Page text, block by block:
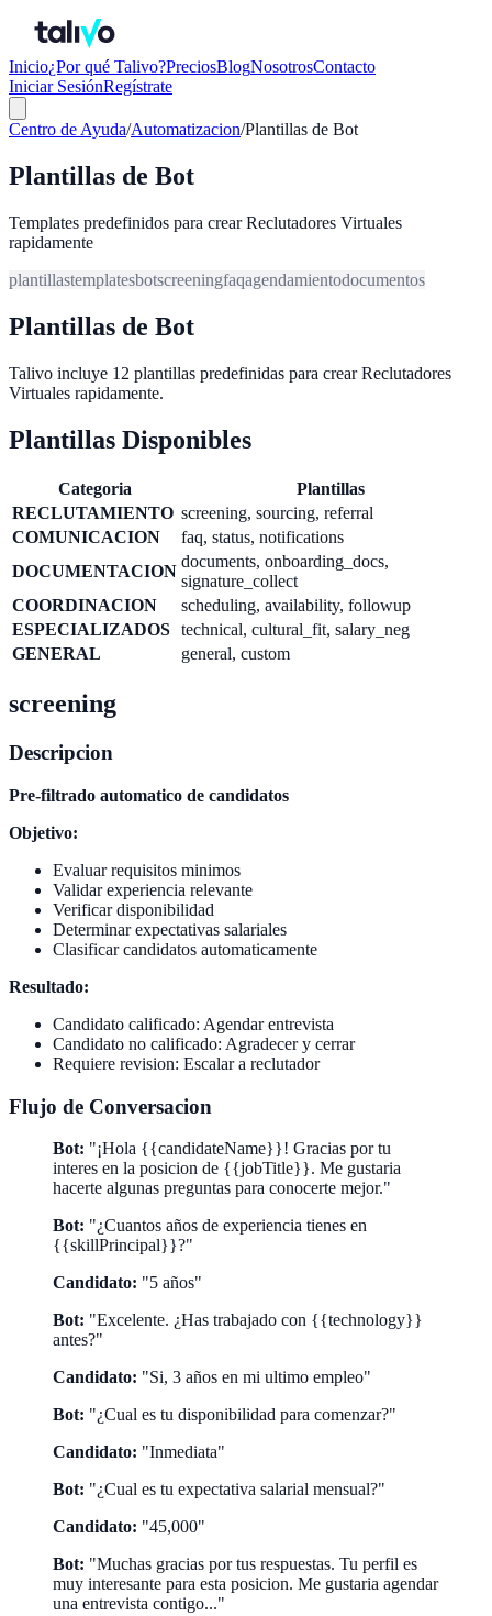
Inicio¿Por qué Talivo?PreciosBlogNosotrosContacto
Iniciar SesiónRegístrate
Centro de Ayuda/Automatizacion/Plantillas de Bot
Plantillas de Bot
Templates predefinidos para crear Reclutadores Virtuales
rapidamente
plantillastemplatesbotscreeningfaqagendamientodocumentos
Plantillas de Bot
Talivo incluye 12 plantillas predefinidas para crear Reclutadores
Virtuales rapidamente.
Plantillas Disponibles
Categoria
Plantillas
RECLUTAMIENTO screening, sourcing, referral
COMUNICACION
faq, status, notifications
DOCUMENTACION
documents, onboarding_docs,
signature_collect
COORDINACION
scheduling, availability, followup
ESPECIALIZADOS technical, cultural_fit, salary_neg
GENERAL
general, custom
screening
Descripcion
Pre-filtrado automatico de candidatos
Objetivo:
Evaluar requisitos minimos
Validar experiencia relevante
Verificar disponibilidad
Determinar expectativas salariales
Clasificar candidatos automaticamente
Resultado:
Candidato calificado: Agendar entrevista
Candidato no calificado: Agradecer y cerrar
Requiere revision: Escalar a reclutador
Flujo de Conversacion
Bot: "¡Hola {{candidateName}}! Gracias por tu
interes en la posicion de {{jobTitle}}. Me gustaria
hacerte algunas preguntas para conocerte mejor."
Bot: "¿Cuantos años de experiencia tienes en
{{skillPrincipal}}?"
Candidato: "5 años"
Bot: "Excelente. ¿Has trabajado con {{technology}}
antes?"
Candidato: "Si, 3 años en mi ultimo empleo"
Bot: "¿Cual es tu disponibilidad para comenzar?"
Candidato: "Inmediata"
Bot: "¿Cual es tu expectativa salarial mensual?"
Candidato: "45,000"
Bot: "Muchas gracias por tus respuestas. Tu perfil es
muy interesante para esta posicion. Me gustaria agendar
una entrevista contigo..."